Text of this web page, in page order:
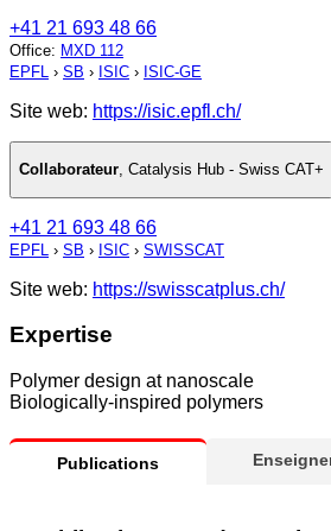
+41 21 693 48 66
Office: MXD 112
EPFL › SB › ISIC › ISIC-GE
Site web: https://isic.epfl.ch/
Collaborateur, Catalysis Hub - Swiss CAT+
+41 21 693 48 66
EPFL › SB › ISIC › SWISSCAT
Site web: https://swisscatplus.ch/
Expertise
Polymer design at nanoscale
Biologically-inspired polymers
Publications